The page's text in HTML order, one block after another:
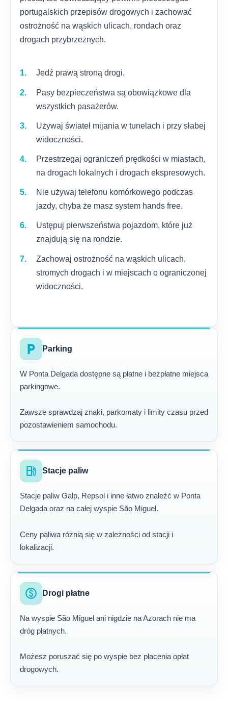
portugalskich przepisów drogowych i zachować
ostrożność na wąskich ulicach, rondach oraz
drogach przybrzeżnych.
Jedź prawą stroną drogi.
Pasy bezpieczeństwa są obowiązkowe dla
wszystkich pasażerów.
Używaj świateł mijania w tunelach i przy słabej
widoczności.
Przestrzegaj ograniczeń prędkości w miastach,
na drogach lokalnych i drogach ekspresowych.
Nie używaj telefonu komórkowego podczas
jazdy, chyba że masz system hands free.
Ustępuj pierwszeństwa pojazdom, które już
znajdują się na rondzie.
Zachowaj ostrożność na wąskich ulicach,
stromych drogach i w miejscach o ograniczonej
widoczności.
local_parking Parking
W Ponta Delgada dostępne są płatne i bezpłatne miejsca
parkingowe.
Zawsze sprawdzaj znaki, parkomaty i limity czasu przed
pozostawieniem samochodu.
local_gas_station Stacje paliw
Stacje paliw Galp, Repsol i inne łatwo znaleźć w Ponta
Delgada oraz na całej wyspie São Miguel.
Ceny paliwa różnią się w zależności od stacji i
lokalizacji.
paid Drogi płatne
Na wyspie São Miguel ani nigdzie na Azorach nie ma
dróg płatnych.
Możesz poruszać się po wyspie bez płacenia opłat
drogowych.